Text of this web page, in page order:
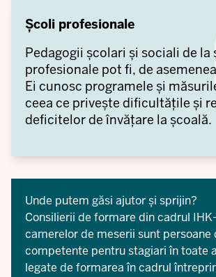
Școli profesionale
Pedagogii școlari și sociali de la
profesionale pot fi, de
Ei cunosc programele și
ceea ce privește dificultățile și
deficitelor de învățare la școală.
Unde putem găsi ajutor și sprijin?
Consilierii de formare din cadrul
camerelor de meserii sunt persoane
competente pentru stagiari în toate
legate de formarea în cadrul